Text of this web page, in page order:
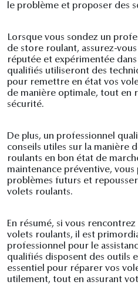
le problème et proposer des
Lorsque vous sondez un
de store roulant, assurez-
réputée et expérimentée
qualifiés utiliseront des
pour remettre en état vos
de manière optimale, tout en
sécurité.
De plus, un professionnel
conseils utiles sur la manière
roulants en bon état de
maintenance préventive, vous
problèmes futurs et
volets roulants.
En résumé, si vous
volets roulants, il est
professionnel pour le
qualifiés disposent des outils
essentiel pour réparer vos
utilement, tout en assurant